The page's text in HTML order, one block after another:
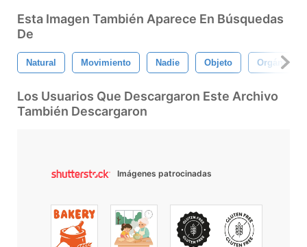
Esta Imagen También Aparece En Búsquedas
De
Natural Movimiento Nadie Objeto Orgánico
Los Usuarios Que Descargaron Este Archivo
También Descargaron
Imágenes patrocinadas